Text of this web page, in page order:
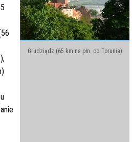
Grudziądz (65 km na płn. od Torunia)